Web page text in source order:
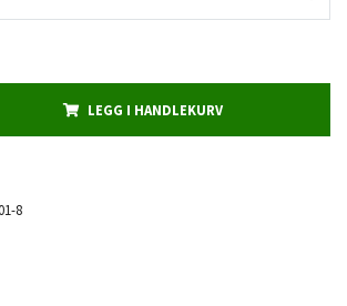
LEGG I HANDLEKURV
8